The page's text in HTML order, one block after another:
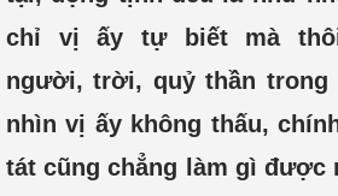
chỉ vị ấy tự biết mà
người, trời, quỷ thần trong
nhìn vị ấy không thấu,
tát cũng chẳng làm gì